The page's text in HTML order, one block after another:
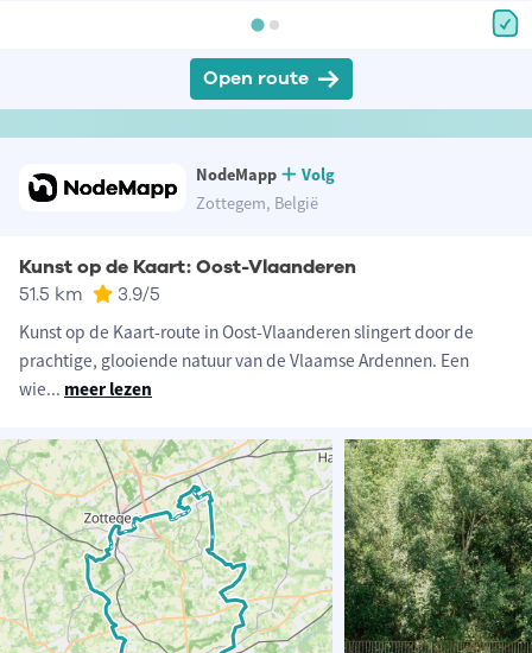
Open route
NodeMapp
Volg
Zottegem, België
Kunst op de Kaart: Oost-Vlaanderen
51.5 km 3.9/5
Kunst op de Kaart-route in Oost-Vlaanderen slingert door de
prachtige, glooiende natuur van de Vlaamse Ardennen. Een
wie... meer lezen